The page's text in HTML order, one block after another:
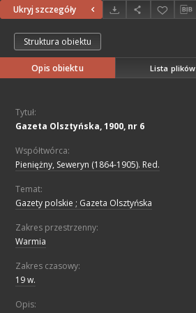
Ukryj szczegóły
Struktura obiektu
Opis obiektu Lista plików
Tytuł:
Gazeta Olsztyńska, 1900, nr 6
Współtwórca:
Pieniężny, Seweryn (1864-1905). Red.
Temat:
Gazety polskie ; Gazeta Olsztyńska
Zakres przestrzenny:
Warmia
Zakres czasowy:
19 w.
Opis: